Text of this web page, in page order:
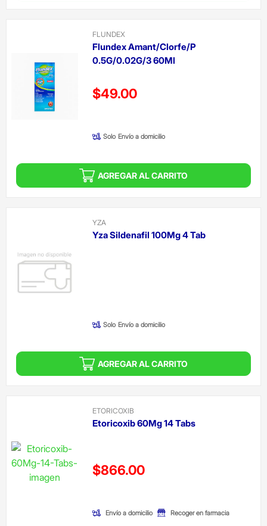
FLUNDEX
Flundex Amant/Clorfe/P
0.5G/0.02G/3 60Ml
Precio reducido de
$49.00
Solo Envío a domicilio
AGREGAR AL CARRITO
YZA
Yza Sildenafil 100Mg 4 Tab
Solo Envío a domicilio
AGREGAR AL CARRITO
ETORICOXIB
Etoricoxib 60Mg 14 Tabs
Precio reducido de
$866.00
Envío a domicilio Recoger en farmacia